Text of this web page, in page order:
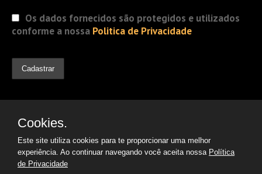
Os dados fornecidos são protegidos e utilizados
conforme a nossa Politica de Privacidade
Cookies.
Este site utiliza cookies para te proporcionar uma melhor
experiência. Ao continuar navegando você aceita nossa Política
de Privacidade